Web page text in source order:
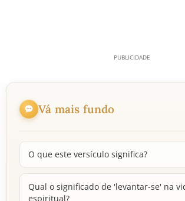
Vá mais fundo
O que este versículo significa?
Qual o significado de 'levantar-se' na
espiritual?